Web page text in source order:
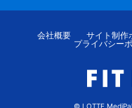
会社概要 サイト制作
プライバシー
© LOTTE